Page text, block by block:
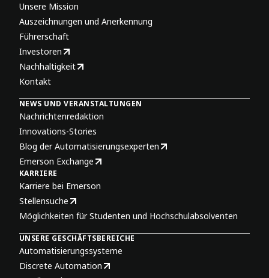
Unsere Mission
Auszeichnungen und Anerkennung
Führerschaft
Investoren
Nachhaltigkeit
Kontakt
NEWS UND VERANSTALTUNGEN
Nachrichtenredaktion
Innovations-Stories
Blog der Automatisierungsexperten
Emerson Exchange
KARRIERE
Karriere bei Emerson
Stellensuche
Möglichkeiten für Studenten und Hochschulabsolventen
UNSERE GESCHÄFTSBEREICHE
Automatisierungssysteme
Discrete Automation